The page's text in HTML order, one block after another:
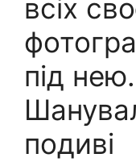
всіх
під нею.
подиві